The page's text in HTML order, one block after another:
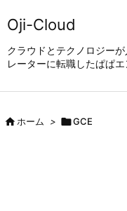
Oji-Cloud
クラウドとテクノロジー
レーターに転職したぱぱ
ホーム > GCE